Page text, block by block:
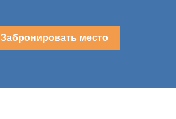
Забронировать место